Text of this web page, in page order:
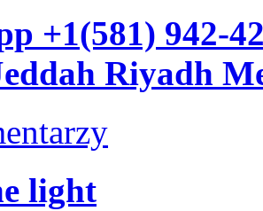
+1(581) 942-
Riyadh
light